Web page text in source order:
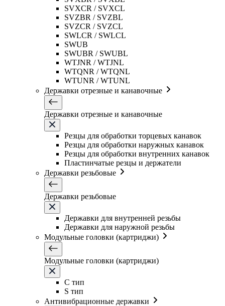
SVXCR / SVXCL
SVZBR / SVZBL
SVZCR / SVZCL
SWLCR / SWLCL
SWUB
SWUBR / SWUBL
WTJNR / WTJNL
WTQNR / WTQNL
WTUNR / WTUNL
Державки отрезные и канавочные
Державки отрезные и канавочные
Резцы для обработки торцевых канавок
Резцы для обработки наружных канавок
Резцы для обработки внутренних канавок
Пластинчатые резцы и держатели
Державки резьбовые
Державки резьбовые
Державки для внутренней резьбы
Державки для наружной резьбы
Модульные головки (картриджи)
Модульные головки (картриджи)
C тип
S тип
Антивибрационные державки